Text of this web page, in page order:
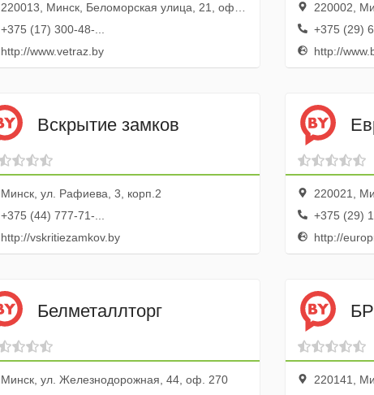
220013, Минск, Беломорская улица, 21, офис 1
+375 (17) 300-48-...
http://www.vetraz.by
220002,
+375 (29)
http://
Вскрытие замков
Минск, ул. Рафиева, 3, корп.2
+375 (44) 777-71-...
http://vskritiezamkov.by
220021,
+375 (29)
http://
Белметаллторг
Минск, ул. Железнодорожная, 44, оф. 270
220141, Минск,